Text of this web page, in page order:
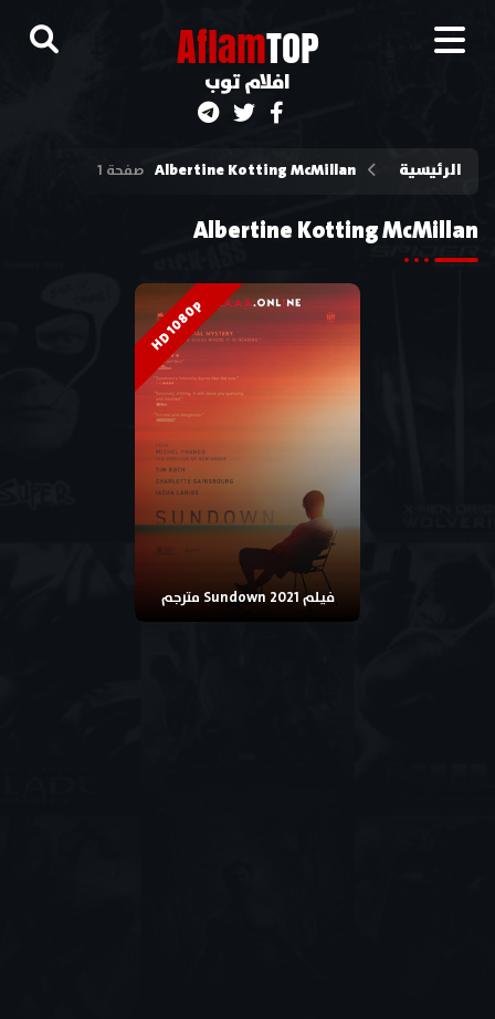
AflamTOP
افلام توب
الرئيسية Albertine Kotting McMillan صفحة 1
Albertine Kotting McMillan
HD 1080p
فيلم Sundown 2021 مترجم